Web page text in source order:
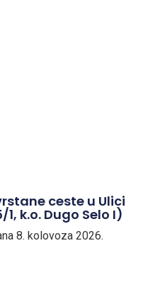
ceste u Ulici
k.o. Dugo Selo I)
8. kolovoza 2026.